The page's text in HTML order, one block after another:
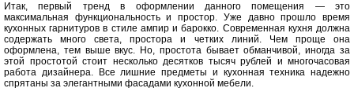
Итак, первый тренд в оформлении данного помещения — это
максимальная функциональность и простор. Уже давно прошло время
кухонных гарнитуров в стиле ампир и барокко. Современная кухня должна
содержать много света, простора и четких линий. Чем проще она
оформлена, тем выше вкус. Но, простота бывает обманчивой, иногда за
этой простотой стоит несколько десятков тысяч рублей и многочасовая
работа дизайнера. Все лишние предметы и кухонная техника надежно
спрятаны за элегантными фасадами кухонной мебели.